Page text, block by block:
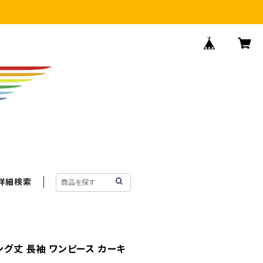
細検索
丈 長袖 ワンピース カーキ